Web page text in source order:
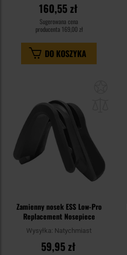
160,55 zł
Sugerowana cena
producenta 169,00 zł
DO KOSZYKA
Zamienny nosek ESS Low-Pro
Replacement Nosepiece
Wysyłka: Natychmiast
59,95 zł